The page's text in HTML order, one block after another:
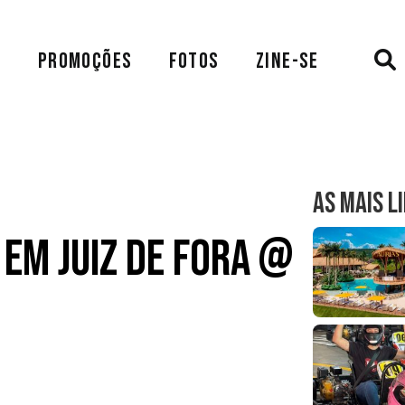
PROMOÇÕES FOTOS ZINE-SE
Juiz de Fora @
AS MAIS